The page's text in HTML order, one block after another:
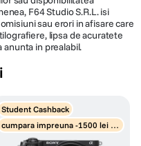
F64 Studio S.R.L. isi
sau erori in afisare care
lipsa de acuratete
in prealabil.
Student Cashback
cumpara impreuna -1500 lei di
scount obiectiv